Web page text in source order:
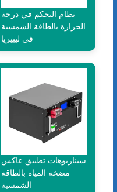
نظام التحكم في درجة
الحرارة بالطاقة الشمسية
في ليبيريا
سيناريوهات تطبيق عاكس
مضخة المياه بالطاقة
الشمسية